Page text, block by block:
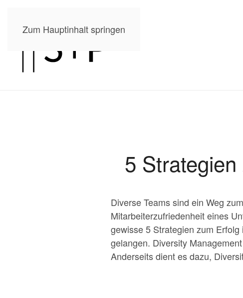
Zum Hauptinhalt springen
5
Diverse Teams sind ein Weg
Mitarbeiterzufriedenheit eines
gewisse 5 Strategien zum
gelangen. Diversity
Anderseits dient es dazu,